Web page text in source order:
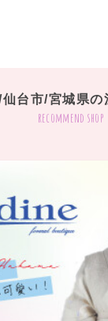
仙台市/宮城県
recommend shop